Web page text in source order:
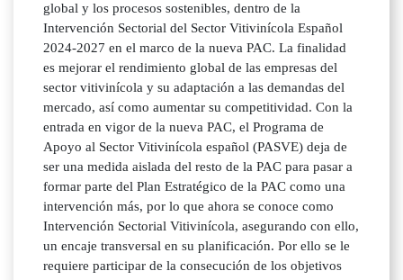
global y los procesos sostenibles, dentro de la
Intervención Sectorial del Sector Vitivinícola Español
2024-2027 en el marco de la nueva PAC. La finalidad
es mejorar el rendimiento global de las empresas del
sector vitivinícola y su adaptación a las demandas del
mercado, así como aumentar su competitividad. Con la
entrada en vigor de la nueva PAC, el Programa de
Apoyo al Sector Vitivinícola español (PASVE) deja de
ser una medida aislada del resto de la PAC para pasar a
formar parte del Plan Estratégico de la PAC como una
intervención más, por lo que ahora se conoce como
Intervención Sectorial Vitivinícola, asegurando con ello,
un encaje transversal en su planificación. Por ello se le
requiere participar de la consecución de los objetivos